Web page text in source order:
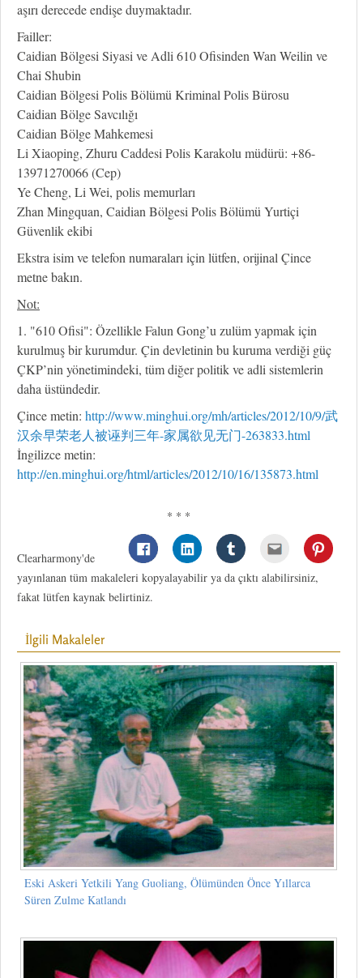
aşırı derecede endişe duymaktadır.
Failler:
Caidian Bölgesi Siyasi ve Adli 610 Ofisinden Wan Weilin ve
Chai Shubin
Caidian Bölgesi Polis Bölümü Kriminal Polis Bürosu
Caidian Bölge Savcılığı
Caidian Bölge Mahkemesi
Li Xiaoping, Zhuru Caddesi Polis Karakolu müdürü: +86-
13971270066 (Cep)
Ye Cheng, Li Wei, polis memurları
Zhan Mingquan, Caidian Bölgesi Polis Bölümü Yurtiçi
Güvenlik ekibi
Ekstra isim ve telefon numaraları için lütfen, orijinal Çince
metne bakın.
Not:
1. "610 Ofisi": Özellikle Falun Gong’u zulüm yapmak için
kurulmuş bir kurumdur. Çin devletinin bu kuruma verdiği güç
ÇKP’nin yönetimindeki, tüm diğer politik ve adli sistemlerin
daha üstündedir.
Çince metin: http://www.minghui.org/mh/articles/2012/10/9/武
汉余早荣老人被诬判三年-家属欲见无门-263833.html
İngilizce metin:
http://en.minghui.org/html/articles/2012/10/16/135873.html
* * *
Clearharmony'de
yayınlanan tüm makaleleri kopyalayabilir ya da çıktı alabilirsiniz,
fakat lütfen kaynak belirtiniz.
İlgili Makaleler
Eski Askeri Yetkili Yang Guoliang, Ölümünden Önce Yıllarca
Süren Zulme Katlandı